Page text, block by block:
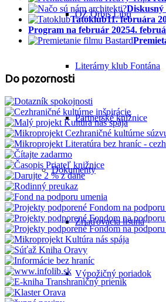
OZ Orbis Libri
Literárny klub Fontána
Partnerské knižnice
Dokumenty
Zriaďovacia listina
Výpožičný poriadok
Diskusný
Tatoklub11. februára
Program na február 20254.
Do pozornosti